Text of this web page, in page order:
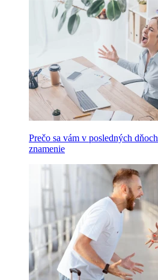
Prečo sa vám v posledných
znamenie